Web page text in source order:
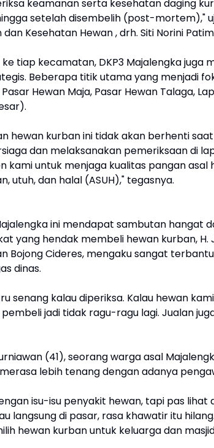
keamanan serta kesehatan daging
setelah disembelih (post-mortem),"
Kesehatan Hewan , drh. Siti Norini
tiap kecamatan, DKP3 Majalengka juga
Beberapa titik utama yang menjadi
Hewan Maja, Pasar Hewan Talaga,
hewan kurban ini tidak akan berhenti saat
dan melaksanakan pemeriksaan di
kami untuk menjaga kualitas pangan asal
utuh, dan halal (ASUH)," tegasnya.
ini mendapat sambutan hangat
yang hendak membeli hewan kurban, H.
Bojong Cideres, mengaku sangat
dinas.
senang kalau diperiksa. Kalau hewan
jadi tidak ragu-ragu lagi. Jualan
(41), seorang warga asal
lebih tenang dengan adanya
isu-isu penyakit hewan, tapi pas
langsung di pasar, rasa khawatir itu
hewan kurban untuk keluarga dan